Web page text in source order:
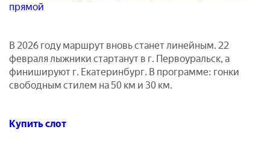
прямой
В 2026 году маршрут вновь станет линейным. 22
февраля лыжники стартанут в г. Первоуральск, а
финишируют г. Екатеринбург. В программе: гонки
свободным стилем на 50 км и 30 км.
Купить слот